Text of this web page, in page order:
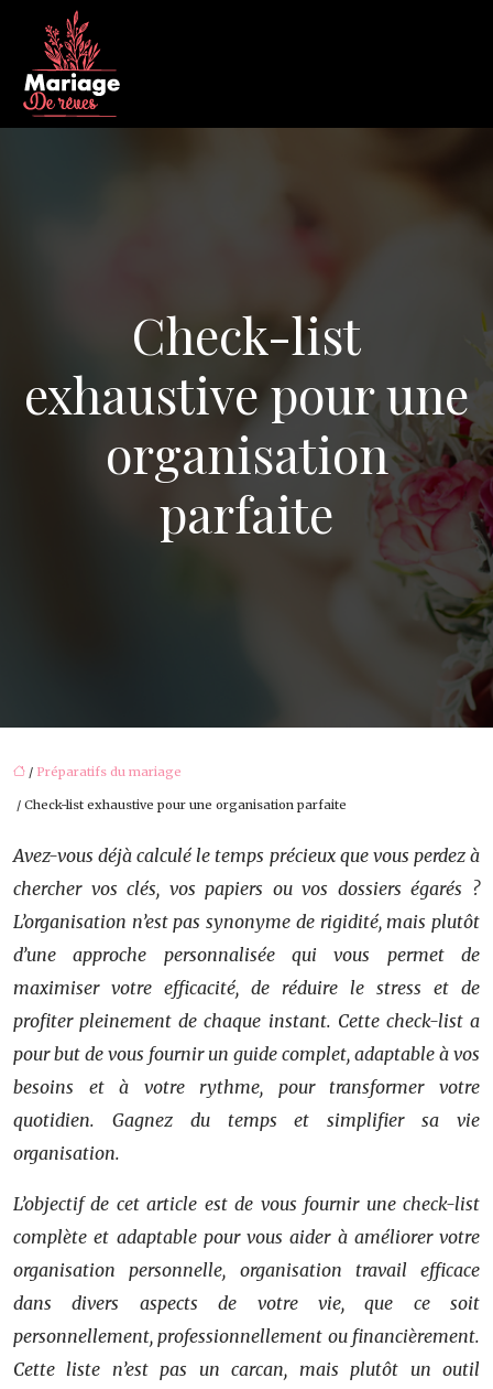
Check-list
exhaustive pour une
organisation
parfaite
/ Préparatifs du mariage
/ Check-list exhaustive pour une organisation parfaite
Avez-vous déjà calculé le temps précieux que vous perdez à
chercher vos clés, vos papiers ou vos dossiers égarés ?
L’organisation n’est pas synonyme de rigidité, mais plutôt
d’une approche personnalisée qui vous permet de
maximiser votre efficacité, de réduire le stress et de
profiter pleinement de chaque instant. Cette check-list a
pour but de vous fournir un guide complet, adaptable à vos
besoins et à votre rythme, pour transformer votre
quotidien. Gagnez du temps et simplifier sa vie
organisation.
L’objectif de cet article est de vous fournir une check-list
complète et adaptable pour vous aider à améliorer votre
organisation personnelle, organisation travail efficace
dans divers aspects de votre vie, que ce soit
personnellement, professionnellement ou financièrement.
Cette liste n’est pas un carcan, mais plutôt un outil